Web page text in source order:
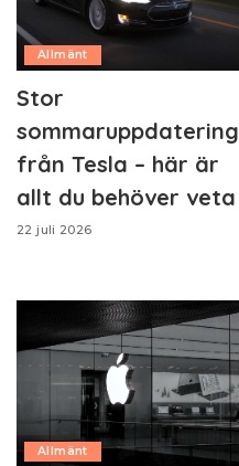
Allmänt
Stor
sommaruppdatering
från Tesla – här är
allt du behöver veta
22 juli 2026
Allmänt